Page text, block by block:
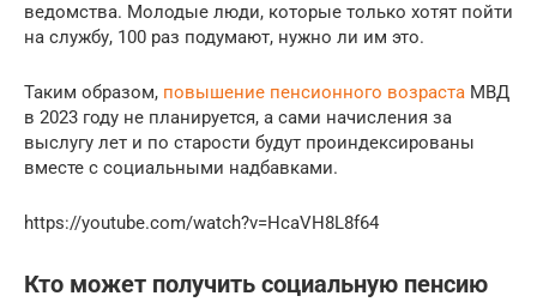
ведомства. Молодые люди, которые только хотят пойти
на службу, 100 раз подумают, нужно ли им это.
Таким образом, повышение пенсионного возраста МВД
в 2023 году не планируется, а сами начисления за
выслугу лет и по старости будут проиндексированы
вместе с социальными надбавками.
https://youtube.com/watch?v=HcaVH8L8f64
Кто может получить социальную пенсию